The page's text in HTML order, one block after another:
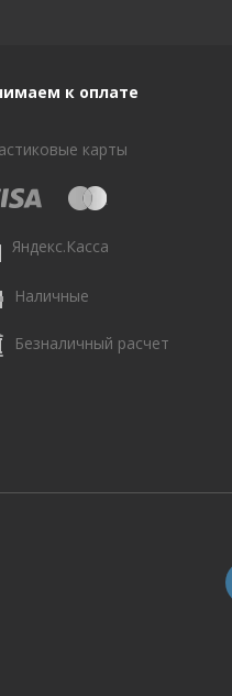
к оплате
карты
Яндекс.Касса
Наличные
Безналичный расчет